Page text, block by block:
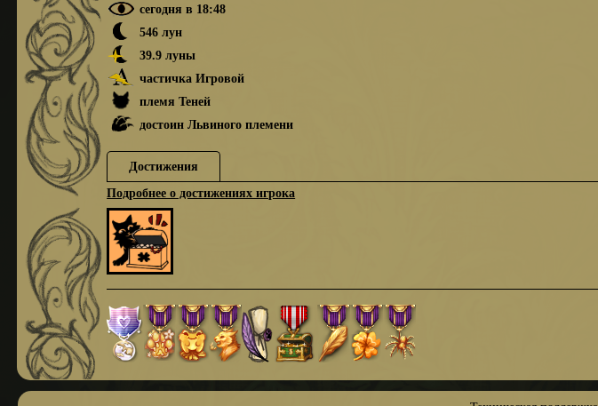
сегодня в 18:48
546 лун
39.9 луны
частичка Игровой
племя Теней
достоин Львиного племени
Достижения
Подробнее о достижениях игрока